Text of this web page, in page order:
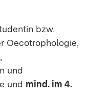
bzw.
Oecotrophologie,
und
und mind. im 4.